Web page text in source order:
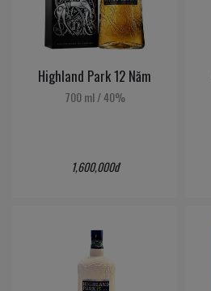
Highland Park 12 Năm
700 ml/40%
1,600,000đ